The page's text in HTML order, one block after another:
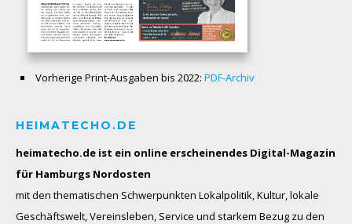
Vorherige Print-Ausgaben bis 2022: PDF-Archiv
HEIMATECHO.DE
heimatecho.de ist ein online erscheinendes Digital-Magazin
für Hamburgs Nordosten
mit den thematischen Schwerpunkten Lokalpolitik, Kultur, lokale
Geschäftswelt, Vereinsleben, Service und starkem Bezug zu den